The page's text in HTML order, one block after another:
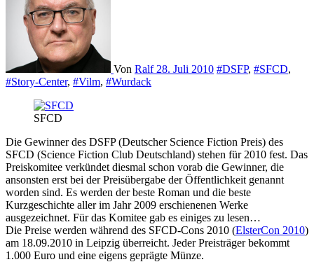
Von Ralf 28. Juli 2010 #DSFP, #SFCD,
#Story-Center, #Vilm, #Wurdack
SFCD
Die Gewinner des DSFP (Deutscher Science Fiction Preis) des
SFCD (Science Fiction Club Deutschland) stehen für 2010 fest. Das
Preiskomitee verkündet diesmal schon vorab die Gewinner, die
ansonsten erst bei der Preisübergabe der Öffentlichkeit genannt
worden sind. Es werden der beste Roman und die beste
Kurzgeschichte aller im Jahr 2009 erschienenen Werke
ausgezeichnet. Für das Komitee gab es einiges zu lesen…
Die Preise werden während des SFCD-Cons 2010 (ElsterCon 2010)
am 18.09.2010 in Leipzig überreicht. Jeder Preisträger bekommt
1.000 Euro und eine eigens geprägte Münze.